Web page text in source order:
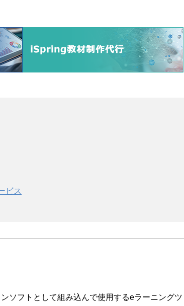
ビス
ソフトとして組み込んで使用するeラーニングツ